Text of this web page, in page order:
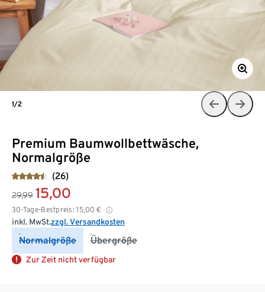
Premium Baumwollbettwäsche,
Normalgröße
(26)
29,99 15,00
30-Tage-Bestpreis: 15,00 €
inkl. MwSt.zzgl. Versandkosten
Normalgröße Übergröße
Zur Zeit nicht verfügbar
1/2